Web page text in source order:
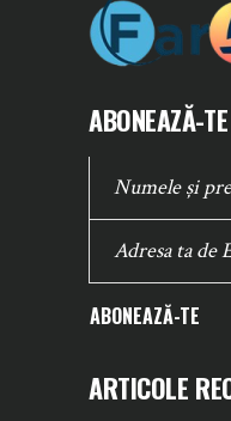
ABONEAZĂ-
ABONEAZĂ-TE
ARTICOLE